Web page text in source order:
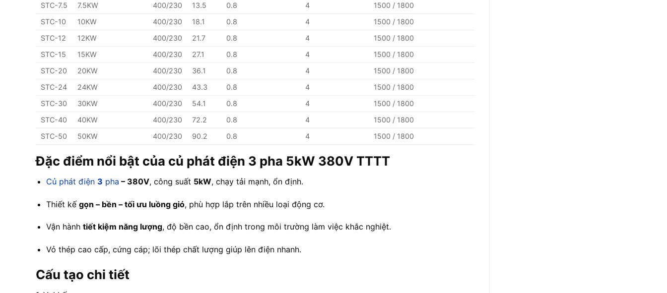
STC-7.5
7.5KW 400/230 13.5 0.8 4
1500 / 1800
STC-10
10KW 400/230 18.1 0.8 4
1500 / 1800
STC-12
12KW 400/230 21.7 0.8 4
1500 / 1800
STC-15
15KW 400/230 27.1 0.8 4
1500 / 1800
STC-20
20KW 400/230 36.1 0.8 4
1500 / 1800
STC-24
24KW 400/230 43.3 0.8 4
1500 / 1800
STC-30
30KW 400/230 54.1 0.8 4
1500 / 1800
STC-40
40KW 400/230 72.2 0.8 4
1500 / 1800
STC-50
50KW 400/230 90.2 0.8 4 1500 / 1800
Đặc điểm nổi bật của củ phát điện 3 pha 5kW 380V TTTT
Củ phát điện 3 pha – 380V, công suất 5kW, chạy tải mạnh, ổn định.
Thiết kế gọn – bền – tối ưu luồng gió, phù hợp lắp trên nhiều loại động cơ.
Vận hành tiết kiệm năng lượng, độ bền cao, ổn định trong môi trường làm việc khắc nghiệt.
Vỏ thép cao cấp, cứng cáp; lõi thép chất lượng giúp lên điện nhanh.
Cấu tạo chi tiết